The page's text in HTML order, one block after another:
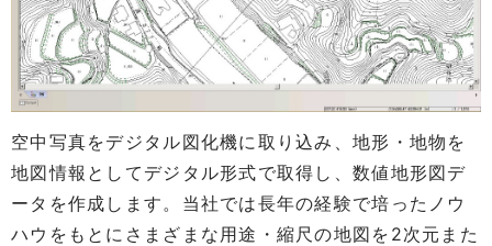
空中写真をデジタル図化機に取り込み、地形・地物を
地図情報としてデジタル形式で取得し、数値地形図デ
ータを作成します。当社では長年の経験で培ったノウ
ハウをもとにさまざまな用途・縮尺の地図を2次元また